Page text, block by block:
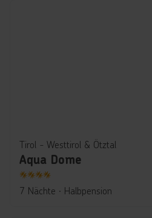
Tirol - Westtirol & Ötztal
Aqua Dome
4
7 Nächte ∙ Halbpension